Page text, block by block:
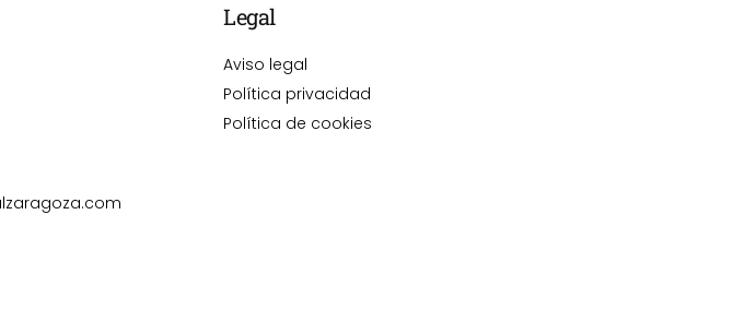
Legal
Aviso legal
Política privacidad
Política de cookies